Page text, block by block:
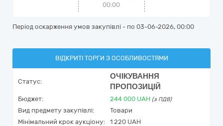
00:00
Період оскарження умов закупівлі - по 03-06-2026, 00:00
ВІДКРИТІ ТОРГИ З ОСОБЛИВОСТЯМИ
Статус:
ОЧІКУВАННЯ
ПРОПОЗИЦІЙ
Бюджет: 244 000 UAH (з ПДВ)
Вид предмету закупівлі:
Товари
Мінімальний крок аукціону:
1 220 UAH